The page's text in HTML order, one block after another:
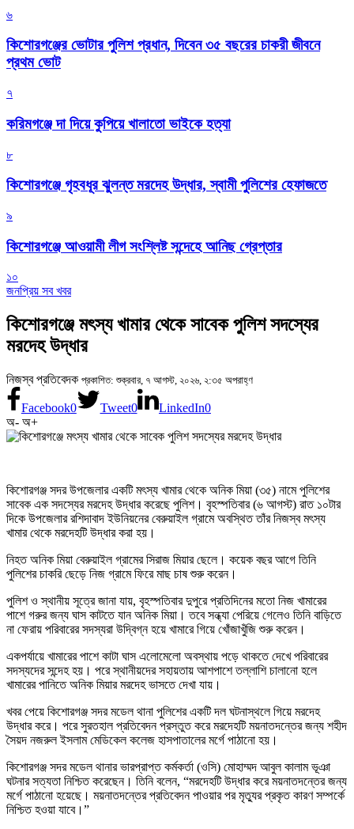
৬
কিশোরগঞ্জের ভোটার পুলিশ প্রধান, দিবেন ৩৫ বছরের চাকরী জীবনে
প্রথম ভোট
৭
করিমগঞ্জে দা দিয়ে কুপিয়ে খালাতো ভাইকে হত্যা
৮
কিশোরগঞ্জে গৃহবধূর ঝুলন্ত মরদেহ উদ্ধার, স্বামী পুলিশের হেফাজতে
৯
কিশোরগঞ্জে আওয়ামী লীগ সংশ্লিষ্ট সন্দেহে আনিছ গ্রেপ্তার
১০
জনপ্রিয় সব খবর
কিশোরগঞ্জে মৎস্য খামার থেকে সাবেক পুলিশ সদস্যের
মরদেহ উদ্ধার
নিজস্ব প্রতিবেদক প্রকাশিত: শুক্রবার, ৭ আগস্ট, ২০২৬, ২:৩৫ অপরাহ্ণ
Facebook0 Tweet0 LinkedIn0
অ- অ+
কিশোরগঞ্জ সদর উপজেলার একটি মৎস্য খামার থেকে অনিক মিয়া (৩৫) নামে পুলিশের
সাবেক এক সদস্যের মরদেহ উদ্ধার করেছে পুলিশ। বৃহস্পতিবার (৬ আগস্ট) রাত ১০টার
দিকে উপজেলার রশিদাবাদ ইউনিয়নের বেরুয়াইল গ্রামে অবস্থিত তাঁর নিজস্ব মৎস্য
খামার থেকে মরদেহটি উদ্ধার করা হয়।
নিহত অনিক মিয়া বেরুয়াইল গ্রামের সিরাজ মিয়ার ছেলে। কয়েক বছর আগে তিনি
পুলিশের চাকরি ছেড়ে নিজ গ্রামে ফিরে মাছ চাষ শুরু করেন।
পুলিশ ও স্থানীয় সূত্রে জানা যায়, বৃহস্পতিবার দুপুরে প্রতিদিনের মতো নিজ খামারের
পাশে গরুর জন্য ঘাস কাটতে যান অনিক মিয়া। তবে সন্ধ্যা পেরিয়ে গেলেও তিনি বাড়িতে
না ফেরায় পরিবারের সদস্যরা উদ্বিগ্ন হয়ে খামারে গিয়ে খোঁজাখুঁজি শুরু করেন।
একপর্যায়ে খামারের পাশে কাটা ঘাস এলোমেলো অবস্থায় পড়ে থাকতে দেখে পরিবারের
সদস্যদের সন্দেহ হয়। পরে স্থানীয়দের সহায়তায় আশপাশে তল্লাশি চালানো হলে
খামারের পানিতে অনিক মিয়ার মরদেহ ভাসতে দেখা যায়।
খবর পেয়ে কিশোরগঞ্জ সদর মডেল থানা পুলিশের একটি দল ঘটনাস্থলে গিয়ে মরদেহ
উদ্ধার করে। পরে সুরতহাল প্রতিবেদন প্রস্তুত করে মরদেহটি ময়নাতদন্তের জন্য শহীদ
সৈয়দ নজরুল ইসলাম মেডিকেল কলেজ হাসপাতালের মর্গে পাঠানো হয়।
কিশোরগঞ্জ সদর মডেল থানার ভারপ্রাপ্ত কর্মকর্তা (ওসি) মোহাম্মদ আবুল কালাম ভূঞা
ঘটনার সত্যতা নিশ্চিত করেছেন। তিনি বলেন, “মরদেহটি উদ্ধার করে ময়নাতদন্তের জন্য
মর্গে পাঠানো হয়েছে। ময়নাতদন্তের প্রতিবেদন পাওয়ার পর মৃত্যুর প্রকৃত কারণ সম্পর্কে
নিশ্চিত হওয়া যাবে।”